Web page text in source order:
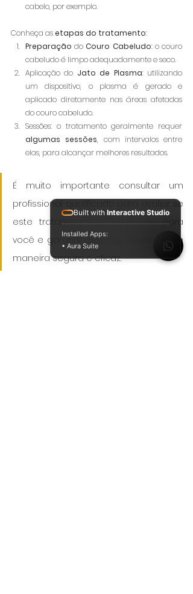
cabelo, por exemplo.
Conheça as etapas do tratamento:
Preparação do Couro Cabeludo: o couro
cabeludo é limpo adequadamente e seco.
Aplicação do Jato de Plasma: utilizando
um dispositivo, o plasma é gerado e
aplicado diretamente nas áreas afetadas
do couro cabeludo.
algumas sessões, com intervalos entre
elas, para alcançar melhores resultados.
É muito importante consultar um
profissional qualificado para avaliar se
este tratamento é adequado para
você e garantir que seja realizado de
maneira segura e eficaz.
Built with Interactive Studio
Installed Apps:
• Aura Suite